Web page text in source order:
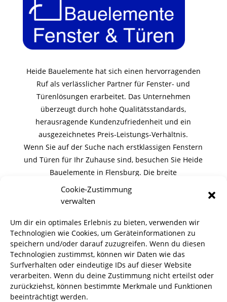
Cookie-Zustimmung
verwalten
Um dir ein optimales Erlebnis zu bieten, verwenden wir
Technologien wie Cookies, um Geräteinformationen zu
speichern und/oder darauf zuzugreifen. Wenn du diesen
Technologien zustimmst, können wir Daten wie das
Surfverhalten oder eindeutige IDs auf dieser Website
verarbeiten. Wenn du deine Zustimmung nicht erteilst oder
zurückziehst, können bestimmte Merkmale und Funktionen
beeinträchtigt werden.
Heide Bauelemente hat sich einen hervorragenden
Ruf als verlässlicher Partner für Fenster- und
Türenlösungen erarbeitet. Das Unternehmen
überzeugt durch hohe Qualitätsstandards,
herausragende Kundenzufriedenheit und ein
ausgezeichnetes Preis-Leistungs-Verhältnis.
Wenn Sie auf der Suche nach erstklassigen Fenstern
und Türen für Ihr Zuhause sind, besuchen Sie Heide
Bauelemente in Flensburg. Die breite
Produktauswahl, die fachliche Expertise und der
exzellente Kundenservice werden Sie begeistern.
Heide Bauelemente GmbH & Co KG
Raiffeisenstrasse 10
24941 Flensburg
+49 461 90 92 50
info@heidebauelemente.de